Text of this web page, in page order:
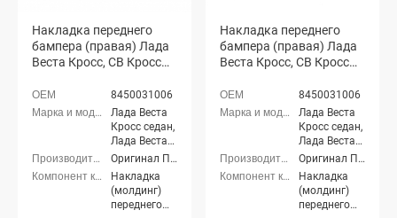
Накладка переднего
бампера (правая) Лада
Веста Кросс, СВ Кросс
8450031006
Лада Веста
Кросс седан,
Лада Веста
(SW) Кросс
универсал
Оригинал ППИ
Накладка
(молдинг)
переднего
Накладка переднего
бампера (правая) Лада
Веста Кросс, СВ Кросс
8450031006
Лада Веста
Кросс седан,
Лада Веста
(SW) Кросс
универсал
Оригинал ППИ
Накладка
(молдинг)
переднего